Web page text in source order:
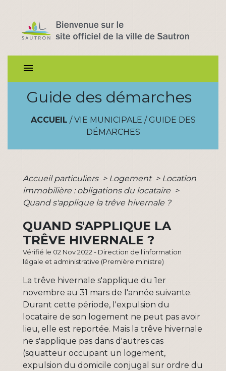
menu
Guide des démarches
ACCUEIL / VIE MUNICIPALE / GUIDE DES
DÉMARCHES
Accueil particuliers > Logement > Location
immobilière : obligations du locataire >
Quand s'applique la trêve hivernale ?
QUAND S'APPLIQUE LA
TRÊVE HIVERNALE ?
Vérifié le 02 Nov 2022 - Direction de l'information
légale et administrative (Première ministre)
La trêve hivernale s'applique du 1er
novembre au 31 mars de l'année suivante.
Durant cette période, l'expulsion du
locataire de son logement ne peut pas avoir
lieu, elle est reportée. Mais la trêve hivernale
ne s'applique pas dans d'autres cas
(squatteur occupant un logement,
expulsion du domicile conjugal sur ordre du